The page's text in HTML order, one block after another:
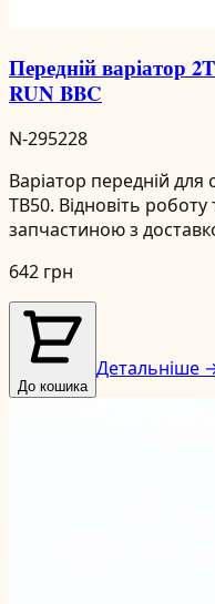
Передній варіатор
RUN BBC
N-295228
Варіатор передній для
TB50. Відновіть роботу
запчастиною з
642 грн
До кошика
Детальніше